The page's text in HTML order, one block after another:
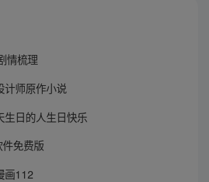
情梳理
计师原作小说
生日的人生日快乐
免费版
画112